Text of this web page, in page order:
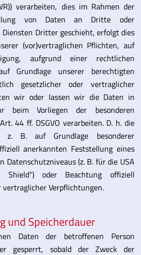
verarbeiten, dies im Rahmen der
von Daten an Dritte oder
Dritter geschieht, erfolgt dies
(vor)vertraglichen Pflichten, auf
aufgrund einer rechtlichen
Grundlage unserer berechtigten
gesetzlicher oder vertraglicher
wir oder lassen wir die Daten in
beim Vorliegen der besonderen
44 ff. DSGVO verarbeiten. D. h. die
z. B. auf Grundlage besonderer
anerkannten Feststellung eines
Datenschutzniveaus (z. B. für die USA
Shield“) oder Beachtung offiziell
Verpflichtungen.
und Speicherdauer
Daten der betroffenen Person
gesperrt, sobald der Zweck der